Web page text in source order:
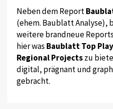
Neben dem Report
(ehem. Baublatt Analyse),
weitere brandneue
hier was Baublatt Top
Regional Projectszu
digital, prägnant und
gebracht.